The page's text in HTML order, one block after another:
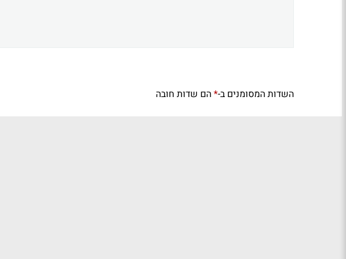
השדות המסומנים ב-*הם שדות חובה